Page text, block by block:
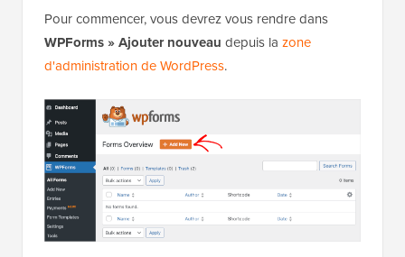
Pour commencer, vous devrez vous rendre dans
WPForms » Ajouter nouveau depuis la zone
d'administration de WordPress.